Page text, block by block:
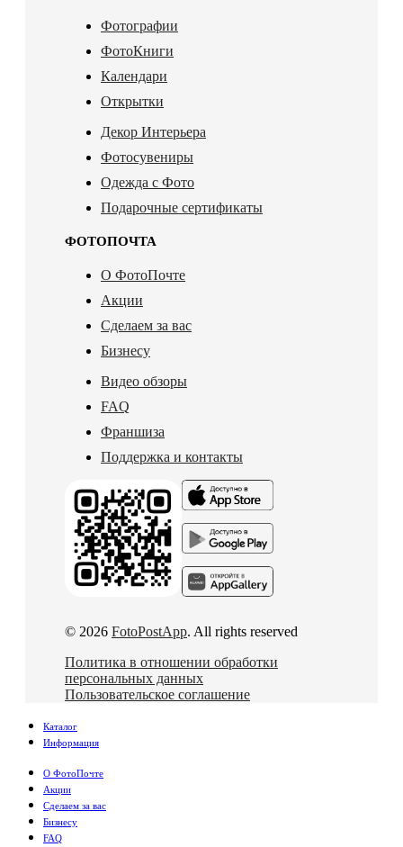
Фотографии
ФотоКниги
Календари
Открытки
Декор Интерьера
Фотосувениры
Одежда с Фото
Подарочные сертификаты
ФОТОПОЧТА
О ФотоПочте
Акции
Сделаем за вас
Бизнесу
Видео обзоры
FAQ
Франшиза
Поддержка и контакты
© 2026 FotoPostApp. All rights reserved
Политика в отношении обработки
персональных данных
Пользовательское соглашение
Каталог
Информация
О ФотоПочте
Акции
Сделаем за вас
Бизнесу
FAQ